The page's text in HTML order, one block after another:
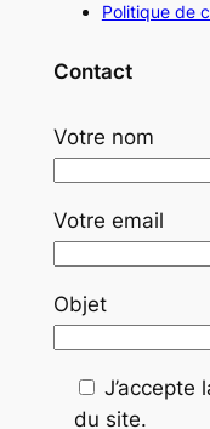
Politique de
Contact
Votre nom
Votre email
Objet
J’accepte
du site.